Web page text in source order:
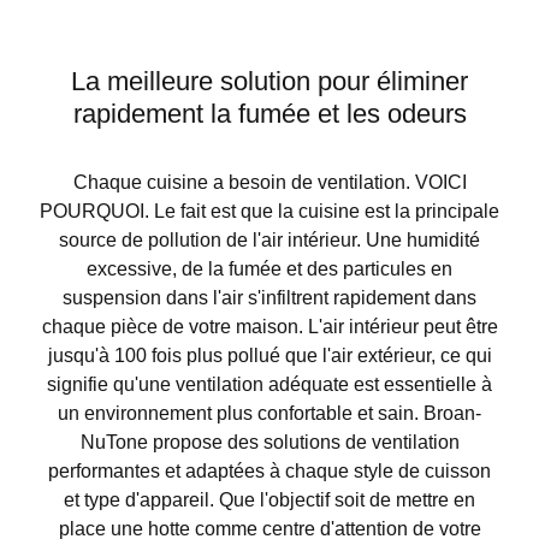
La meilleure solution pour éliminer
rapidement la fumée et les odeurs
Chaque cuisine a besoin de ventilation. VOICI
POURQUOI. Le fait est que la cuisine est la principale
source de pollution de l'air intérieur. Une humidité
excessive, de la fumée et des particules en
suspension dans l'air s'infiltrent rapidement dans
chaque pièce de votre maison. L'air intérieur peut être
jusqu'à 100 fois plus pollué que l'air extérieur, ce qui
signifie qu'une ventilation adéquate est essentielle à
un environnement plus confortable et sain. Broan-
NuTone propose des solutions de ventilation
performantes et adaptées à chaque style de cuisson
et type d'appareil. Que l'objectif soit de mettre en
place une hotte comme centre d'attention de votre